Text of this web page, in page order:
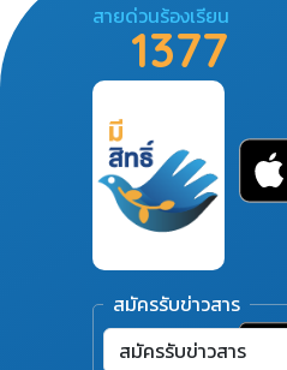
สายด่วนร้องเรียน
1377
สมัครรับข่าวสาร